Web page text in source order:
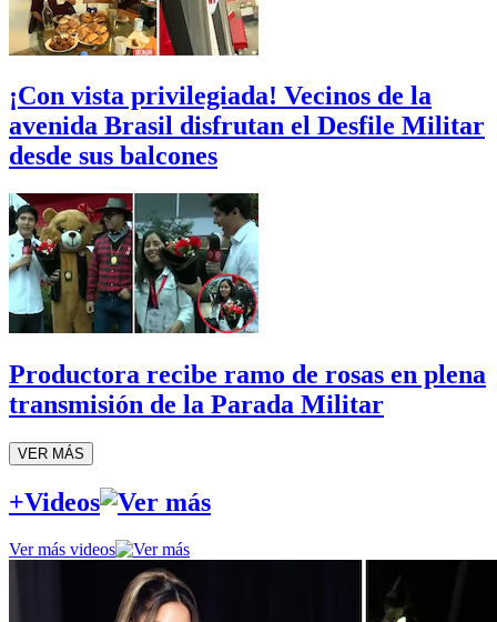
¡Con vista privilegiada! Vecinos de la
avenida Brasil disfrutan el Desfile Militar
desde sus balcones
Productora recibe ramo de rosas en plena
transmisión de la Parada Militar
VER MÁS
+Videos
Ver más videos